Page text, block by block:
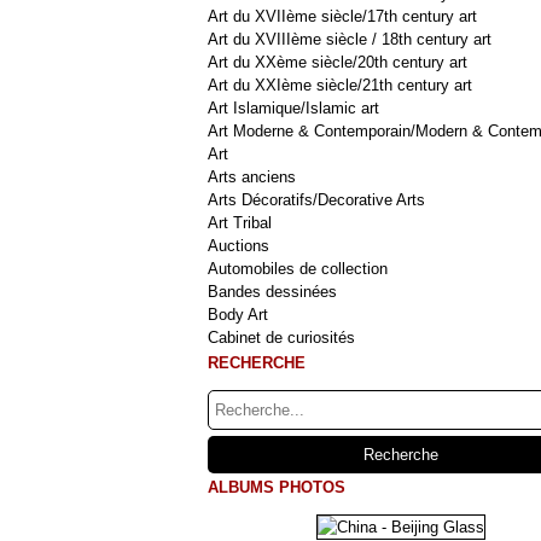
Art du XVIIème siècle/17th century art
Art du XVIIIème siècle / 18th century art
Art du XXème siècle/20th century art
Art du XXIème siècle/21th century art
Art Islamique/Islamic art
Art Moderne & Contemporain/Modern &
Art
Arts anciens
Arts Décoratifs/Decorative Arts
Art Tribal
Auctions
Automobiles de collection
Bandes dessinées
Body Art
Cabinet de curiosités
RECHERCHE
ALBUMS PHOTOS